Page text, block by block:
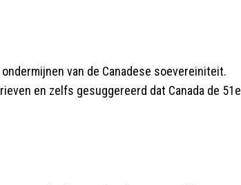
van de Canadese soevereiniteit.
en zelfs gesuggereerd dat Canada de 51e